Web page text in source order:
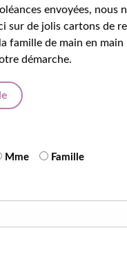
envoyées, nous
sur de jolis cartons de
famille de main en
démarche.
Mme Famille